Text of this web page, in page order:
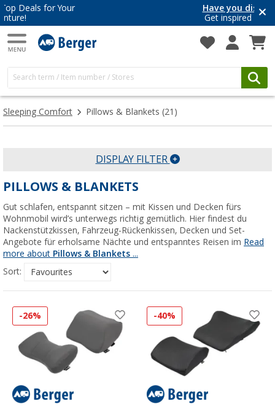
Have you discovered our blog yet?
Get inspired for your next adventure
Sleeping Comfort Pillows & Blankets (21)
DISPLAY FILTER
PILLOWS & BLANKETS
Gut schlafen, entspannt sitzen – mit Kissen und Decken fürs
Wohnmobil wird’s unterwegs richtig gemütlich. Hier findest du
Nackenstützkissen, Fahrzeug-Rückenkissen, Decken und Set-
Angebote für erholsame Nächte und entspanntes Reisen im Read
more about Pillows & Blankets ...
Sort:
-26% -40%